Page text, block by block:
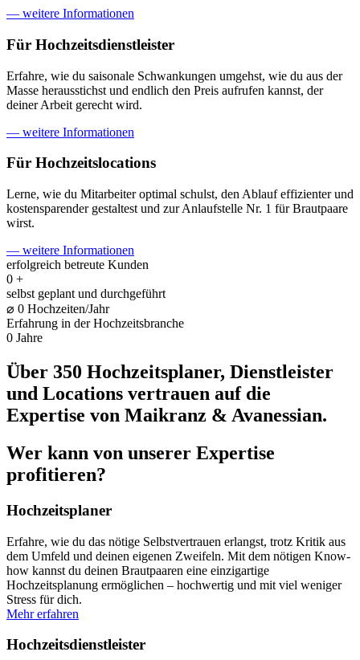
— weitere Informationen
Für Hochzeits­dienstleister
Erfahre, wie du saisonale Schwankungen umgehst, wie du aus der
Masse herausstichst und endlich den Preis aufrufen kannst, der
deiner Arbeit gerecht wird.
— weitere Informationen
Für Hochzeits­locations
Lerne, wie du Mitarbeiter optimal schulst, den Ablauf effizienter und
kostensparender gestaltest und zur Anlaufstelle Nr. 1 für Brautpaare
wirst.
— weitere Informationen
erfolgreich betreute Kunden
0 +
selbst geplant und durchgeführt
⌀ 0 Hochzeiten/Jahr
Erfahrung in der Hochzeitsbranche
0 Jahre
Über 350 Hochzeitsplaner, Dienstleister
und Locations vertrauen auf die
Expertise von Maikranz & Avanessian.
Wer kann von unserer Expertise
profitieren?
Hochzeits­planer
Erfahre, wie du das nötige Selbstvertrauen erlangst, trotz Kritik aus
dem Umfeld und deinen eigenen Zweifeln. Mit dem nötigen Know-
how kannst du deinen Brautpaaren eine einzigartige
Hochzeitsplanung ermöglichen – hochwertig und mit viel weniger
Stress für dich.
Mehr erfahren
Hochzeits­dienstleister